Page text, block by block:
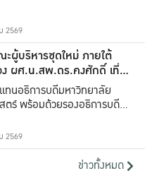
2569
ะผู้บริหารชุดใหม่ ภายใต้
ผศ.น.สพ.ดร.คงศักดิ์ เที่ยง
ทนอธิการบดีมหาวิทยาลัย
ตร์ พร้อมด้วยรองอธิการบดีทั้ง
2569
ข่าวทั้งหมด